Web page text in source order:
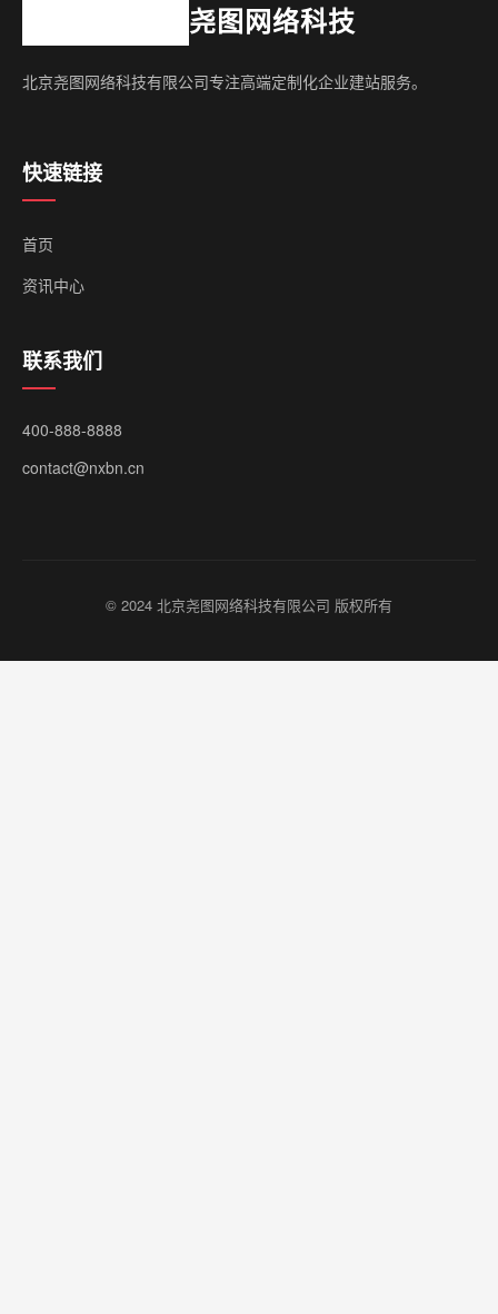
尧图网络科技
北京尧图网络科技有限公司专注高端定制化企业建站服务。
快速链接
首页
资讯中心
联系我们
400-888-8888
contact@nxbn.cn
© 2024 北京尧图网络科技有限公司 版权所有